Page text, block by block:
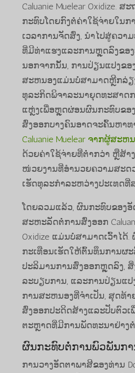
Caluanie Muelear Oxidize.
ກະທົບໂດຍກົງຕໍ່ຄ່າໃຊ້ຈ່າຍໃນ
ເວລາການຈັດສົ່ງ, ນໍາໄປສູ່ຄວາ
ທີ່ມີທ່າແຮງແລະການຫຼຸດລົງຂອ
ນອກຈາກນັ້ນ, ການປ່ຽນແປງຂອ
ສະຫນອງແມ່ນບໍ່ສາມາດຫຼີກລ່ຽ
ທຸລະກິດພິຈາລະນາຍຸດທະສາດ
ແຫຼ່ງເພື່ອຫຼຸດຜ່ອນຜົນກະທົບຂອ
ສົ່ງອອກບາງຄົນອາດຈະຄົ້ນຫາທ
Caluanie Muelear ຈາກຜູ້ສະ
ດ້ວຍຄ່າໃຊ້ຈ່າຍທີ່ຕໍ່າກວ່າ ຫຼືສ້າ
ໜ່ວຍງານທີ່ອຳນວຍຄວາມສະດ
ເຮັດທຸລະກຳລະຫວ່າງປະເທດທີ່
ໂດຍລວມແລ້ວ, ຜົນກະທົບຂອງອັ
ສະຫະລັດຕໍ່ການສົ່ງອອກ
Oxidize ແມ່ນບໍ່ສາມາດເວົ້າໄດ້
ກະເທືອນເຮັດໃຫ້ຕົ້ນທຶນການຜ
ປະລິມານການສົ່ງອອກຫຼຸດລົງ,
ລະບຽບການ, ແລະການປ່ຽນແປ
ການສະຫນອງທີ່ຈໍາເປັນ, ສຸດທ້
ສົ່ງອອກປະດິດສ້າງແລະປັບຕົວ
ຕະຫຼາດທີ່ມີການພັດທະນາຢ່າງຕໍ່
ຜົນກະທົບຕໍ່ການພົວພັນກ
ການວາງອັດຕາພາສີຂອງທ່ານ